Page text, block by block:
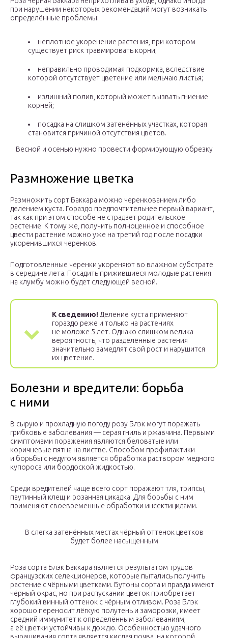
при нарушении некоторых рекомендаций могут возникать
определённые проблемы:
неплотное укоренение растения, при котором
существует риск травмировать корни;
неправильно проводимая подкормка, вследствие
которой отсутствует цветение или мельчаю листья;
излишний полив, который может вызвать гниение
корней;
посадка на слишком затенённых участках, которая
становится причиной отсутствия цветов.
Весной и осенью нужно провести формирующую обрезку
Размножение цветка
Размножить сорт Баккара можно черенкованием либо
делением куста. Гораздо предпочтительнее первый вариант,
так как при этом способе не страдает родительское
растение. К тому же, получить полноценное и способное
цвести растение можно уже на третий год после посадки
укоренившихся черенков.
Подготовленные черенки укореняют во влажном субстрате
в середине лета. Посадить прижившиеся молодые растения
на клумбу можно будет следующей весной.
К сведению! Деление куста применяют
гораздо реже и только на растениях
не моложе 5 лет. Однако слишком велика
вероятность, что разделённые растения
значительно замедлят свой рост и нарушится
их цветение.
Болезни и вредители: борьба
с ними
В сырую и прохладную погоду розу Блэк могут поражать
грибковые заболевания — серая гниль и ржавчина. Первыми
симптомами поражения являются беловатые или
коричневые пятна на листве. Способом профилактики
и борьбы с недугом является обработка раствором медного
купороса или бордоской жидкостью.
Среди вредителей чаще всего сорт поражают тля, трипсы,
паутинный клещ и розанная цикадка. Для борьбы с ним
применяют своевременные обработки инсектицидами.
В слегка затенённых местах чёрный оттенок цветков
будет более насыщенным
Роза сорта Блэк Баккара является результатом трудов
французских селекционеров, которые пытались получить
растение с чёрными цветками. Бутоны сорта и правда имеют
чёрный окрас, но при распускании цветок приобретает
глубокий винный оттенок с чёрным отливом. Роза Блэк
хорошо переносит лёгкую полутень и заморозки, имеет
средний иммунитет к определённым заболеваниям,
а её цветки устойчивы к дождю. Особенностью удачного